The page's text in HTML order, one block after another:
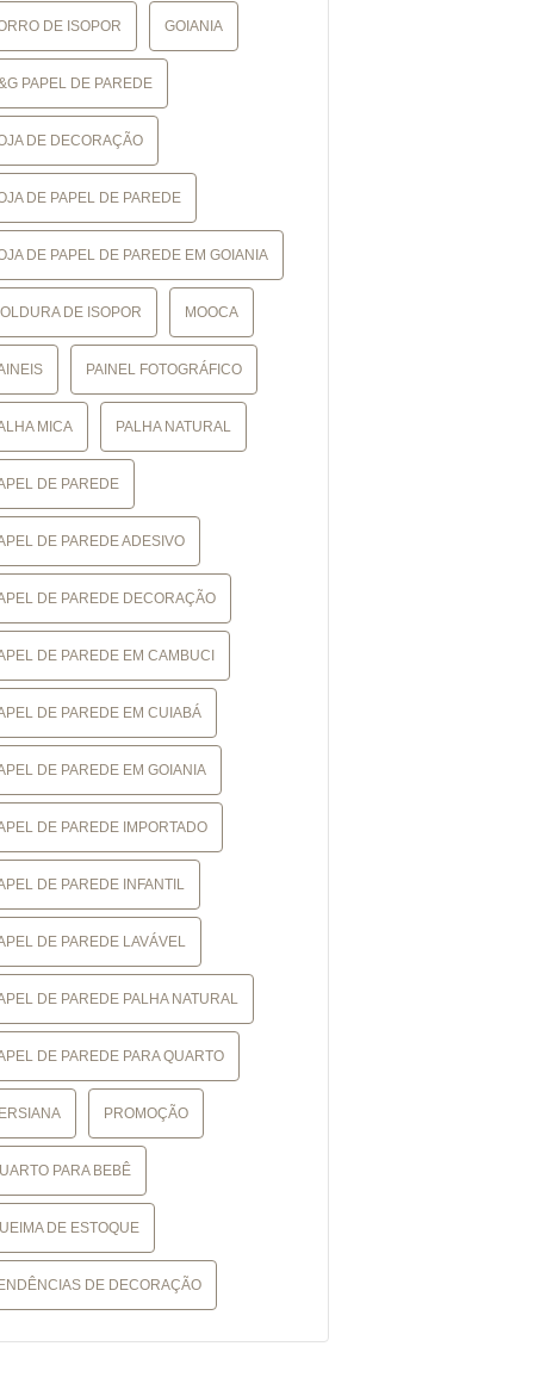
DE ISOPOR GOIANIA
PAPEL DE PAREDE
DE DECORAÇÃO
DE PAPEL DE PAREDE
DE PAPEL DE PAREDE EM GOIANIA
DE ISOPOR MOOCA
PAINEL FOTOGRÁFICO
MICA PALHA NATURAL
DE PAREDE
DE PAREDE ADESIVO
DE PAREDE DECORAÇÃO
DE PAREDE EM CAMBUCI
DE PAREDE EM CUIABÁ
DE PAREDE EM GOIANIA
DE PAREDE IMPORTADO
DE PAREDE INFANTIL
DE PAREDE LAVÁVEL
DE PAREDE PALHA NATURAL
DE PAREDE PARA QUARTO
PROMOÇÃO
PARA BEBÊ
DE ESTOQUE
DE DECORAÇÃO